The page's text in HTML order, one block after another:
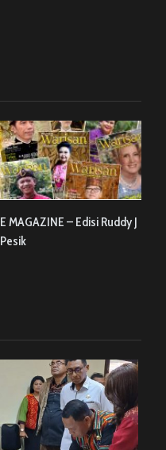
E MAGAZINE – Edisi Ruddy J
Pesik